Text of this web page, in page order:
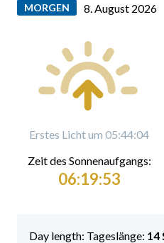
MORGEN 8. August 2026
Erstes Licht um 05:44:04
Zeit des Sonnenaufgangs:
06:19:53
Tageslänge: 14